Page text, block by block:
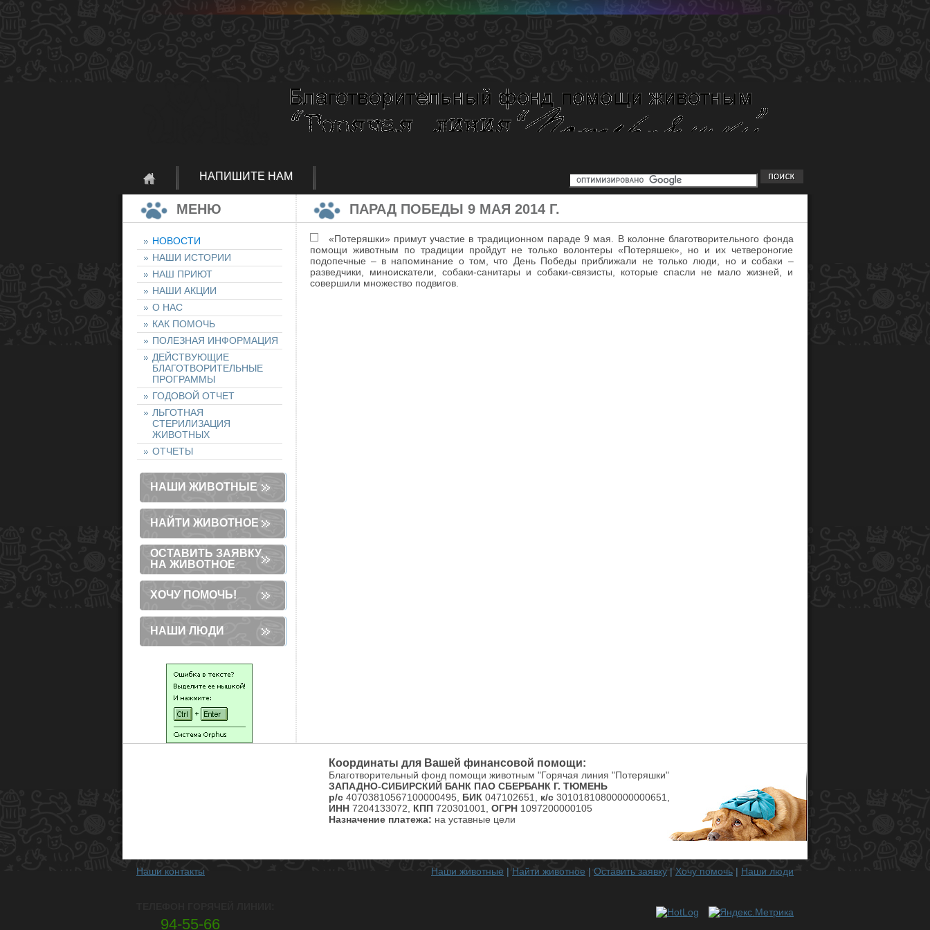
НАПИШИТЕ НАМ
МЕНЮ
НОВОСТИ
НАШИ ИСТОРИИ
НАШ ПРИЮТ
НАШИ АКЦИИ
О НАС
КАК ПОМОЧЬ
ПОЛЕЗНАЯ ИНФОРМАЦИЯ
ДЕЙСТВУЮЩИЕ
БЛАГОТВОРИТЕЛЬНЫЕ
ПРОГРАММЫ
ГОДОВОЙ ОТЧЕТ
ЛЬГОТНАЯ
СТЕРИЛИЗАЦИЯ
ЖИВОТНЫХ
ОТЧЕТЫ
НАШИ ЖИВОТНЫЕ
НАЙТИ ЖИВОТНОЕ
ОСТАВИТЬ ЗАЯВКУ
НА ЖИВОТНОЕ
ХОЧУ ПОМОЧЬ!
НАШИ ЛЮДИ
ПАРАД ПОБЕДЫ 9 МАЯ 2014 Г.
«Потеряшки» примут участие в традиционном параде 9 мая. В колонне благотворительного фонда
помощи животным по традиции пройдут не только волонтеры «Потеряшек», но и их четвероногие
подопечные – в напоминание о том, что День Победы приближали не только люди, но и собаки –
разведчики, миноискатели, собаки-санитары и собаки-связисты, которые спасли не мало жизней, и
совершили множество подвигов.
Координаты для Вашей финансовой помощи:
Благотворительный фонд помощи животным "Горячая линия "Потеряшки"
ЗАПАДНО-СИБИРСКИЙ БАНК ПАО СБЕРБАНК Г. ТЮМЕНЬ
р/с 40703810567100000495, БИК 047102651, к/с 30101810800000000651,
ИНН 7204133072, КПП 720301001, ОГРН 1097200000105
Назначение платежа: на уставные цели
Наши контакты Наши животные | Найти животное | Оставить заявку | Хочу помочь | Наши люди
94-55-66